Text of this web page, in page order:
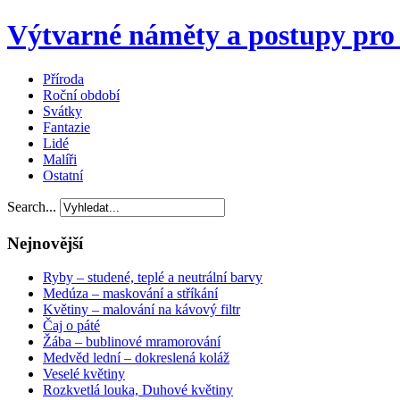
Výtvarné náměty a postupy
Příroda
Roční období
Svátky
Fantazie
Lidé
Malíři
Ostatní
Search...
Nejnovější
Ryby – studené, teplé a neutrální barvy
Medúza – maskování a stříkání
Květiny – malování na kávový filtr
Čaj o páté
Žába – bublinové mramorování
Medvěd lední – dokreslená koláž
Veselé květiny
Rozkvetlá louka, Duhové květiny